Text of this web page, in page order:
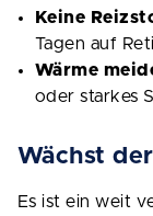
Keine
Tagen auf
Wärme
oder starkes
Wächst
Es ist ein weit